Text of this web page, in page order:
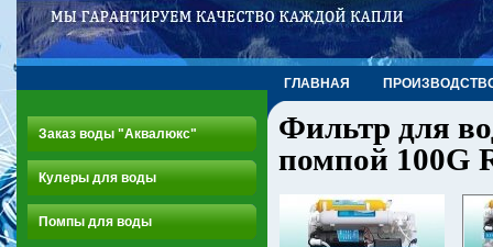
ГЛАВНАЯ
Заказ воды "Аквалюкс"
Кулеры для воды
Помпы для воды
Фильтр для
помпой 100G